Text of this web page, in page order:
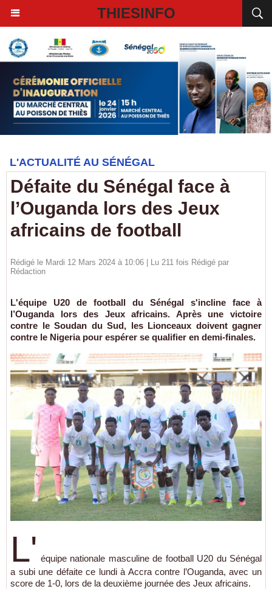
THIESINFO
L'ACTUALITÉ AU SÉNÉGAL
Défaite du Sénégal face à
l’Ouganda lors des Jeux
africains de football
Rédigé le Mardi 12 Mars 2024 à 10:06 | Lu 211 fois Rédigé par
Rédaction
L'équipe U20 de football du Sénégal s'incline face à
l’Ouganda lors des Jeux africains. Après une victoire
contre le Soudan du Sud, les Lionceaux doivent gagner
contre le Nigeria pour espérer se qualifier en demi-finales.
L' équipe nationale masculine de football U20 du Sénégal
a subi une défaite ce lundi à Accra contre l’Ouganda, avec un
score de 1-0, lors de la deuxième journée des Jeux africains.